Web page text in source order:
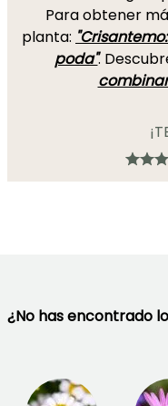
Para obtener
planta:
poda".
¿No has encontrado